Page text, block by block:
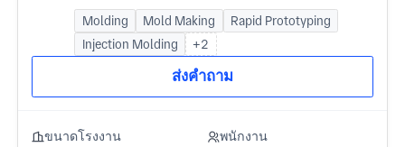
Molding Mold Making
Rapid Prototyping
Injection Molding
+2
ส่งคำถาม
ขนาดโรงงาน พนักงาน